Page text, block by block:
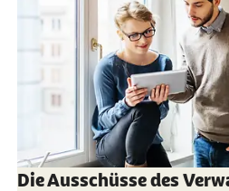
Die Ausschüsse des